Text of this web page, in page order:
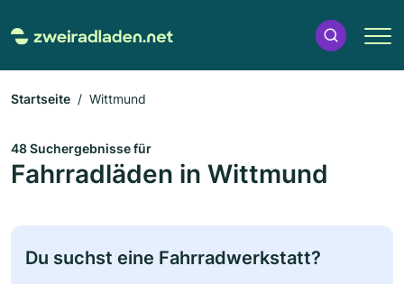
Startseite Wittmund
48 Suchergebnisse für
Fahrradläden in Wittmund
Du suchst eine Fahrradwerkstatt?